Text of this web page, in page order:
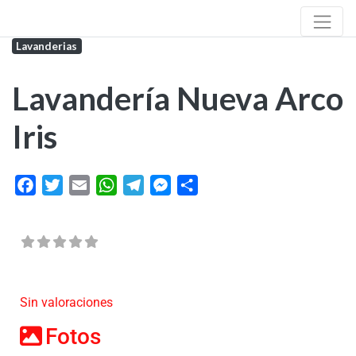
Lavanderias
Lavandería Nueva Arco
Iris
FacebookTwitterEmail WhatsAppTelegramMessenger
Sin valoraciones
Fotos